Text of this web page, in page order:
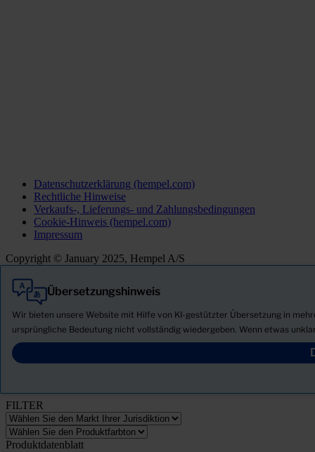
Datenschutzerklärung (hempel.com)
Rechtliche Hinweise
Verkaufs-, Lieferungs- und Zahlungsbedingungen
Cookie-Hinweis (hempel.com)
Impressum
Copyright © January 2025, Hempel A/S
Übersetzungshinweis
Wir bieten unsere Website mit Hilfe von KI-gestützter Übersetzung in
ursprüngliche Bedeutung nicht vollständig wiedergeben. Wenn etwas
Alle
Produkte
Sicherheitsdatenblatt herunterladen
FILTER
Produktdatenblatt